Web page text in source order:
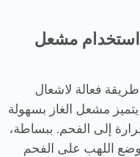
استخدام مشعل
فعالة لاشعال
مشعل الغاز بسهولة
إلى الفحم. ببساطة،
اللهب على الفحم